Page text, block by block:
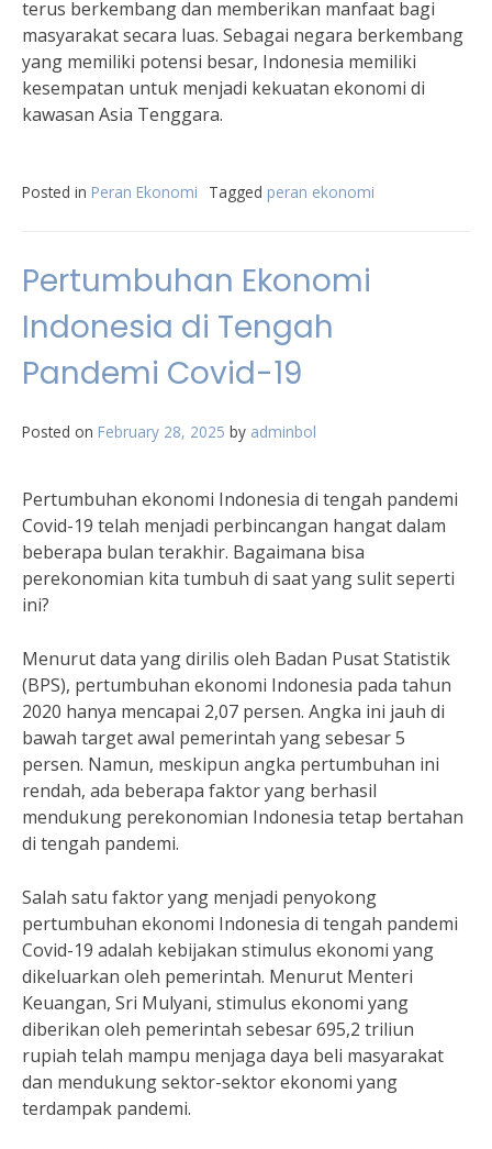
terus berkembang dan memberikan manfaat bagi
masyarakat secara luas. Sebagai negara berkembang
yang memiliki potensi besar, Indonesia memiliki
kesempatan untuk menjadi kekuatan ekonomi di
kawasan Asia Tenggara.
Posted in Peran Ekonomi Tagged peran ekonomi
Pertumbuhan Ekonomi
Indonesia di Tengah
Pandemi Covid-19
Posted on February 28, 2025 by adminbol
Pertumbuhan ekonomi Indonesia di tengah pandemi
Covid-19 telah menjadi perbincangan hangat dalam
beberapa bulan terakhir. Bagaimana bisa
perekonomian kita tumbuh di saat yang sulit seperti
ini?
Menurut data yang dirilis oleh Badan Pusat Statistik
(BPS), pertumbuhan ekonomi Indonesia pada tahun
2020 hanya mencapai 2,07 persen. Angka ini jauh di
bawah target awal pemerintah yang sebesar 5
persen. Namun, meskipun angka pertumbuhan ini
rendah, ada beberapa faktor yang berhasil
mendukung perekonomian Indonesia tetap bertahan
di tengah pandemi.
Salah satu faktor yang menjadi penyokong
pertumbuhan ekonomi Indonesia di tengah pandemi
Covid-19 adalah kebijakan stimulus ekonomi yang
dikeluarkan oleh pemerintah. Menurut Menteri
Keuangan, Sri Mulyani, stimulus ekonomi yang
diberikan oleh pemerintah sebesar 695,2 triliun
rupiah telah mampu menjaga daya beli masyarakat
dan mendukung sektor-sektor ekonomi yang
terdampak pandemi.